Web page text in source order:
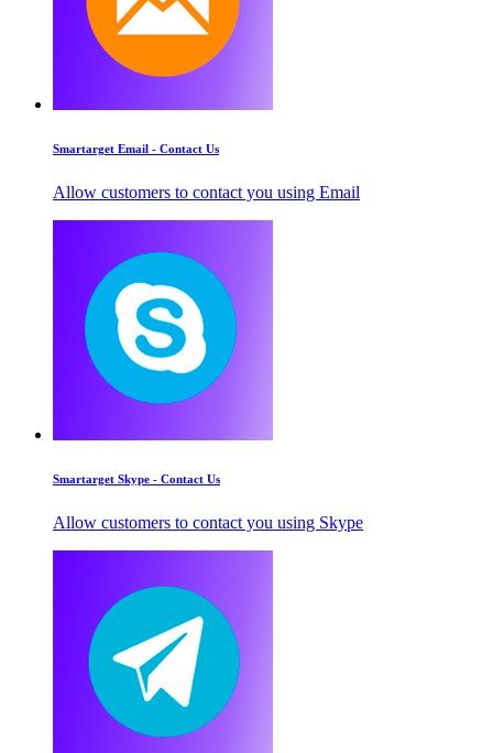
Smartarget Email - Contact Us
Allow customers to contact you using Email
Smartarget Skype - Contact Us
Allow customers to contact you using Skype